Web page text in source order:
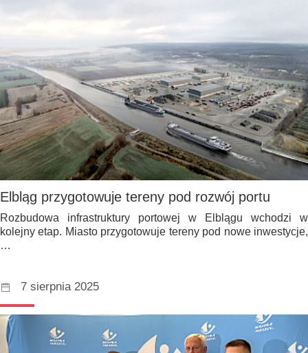
Elbląg przygotowuje tereny pod rozwój portu
Rozbudowa infrastruktury portowej w Elblągu wchodzi w
kolejny etap. Miasto przygotowuje tereny pod nowe inwestycje,
…
7 sierpnia 2025